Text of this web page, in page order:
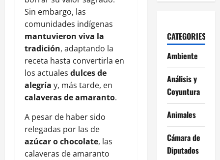
Sin embargo, las
comunidades indígenas
mantuvieron viva la
tradición, adaptando la
receta hasta convertirla en
los actuales dulces de
alegría y, más tarde, en
calaveras de amaranto.
A pesar de haber sido
relegadas por las de
azúcar o chocolate, las
calaveras de amaranto
CATEGORIES
Ambiente
Análisis y
Coyuntura
Animales
Cámara de
Diputados